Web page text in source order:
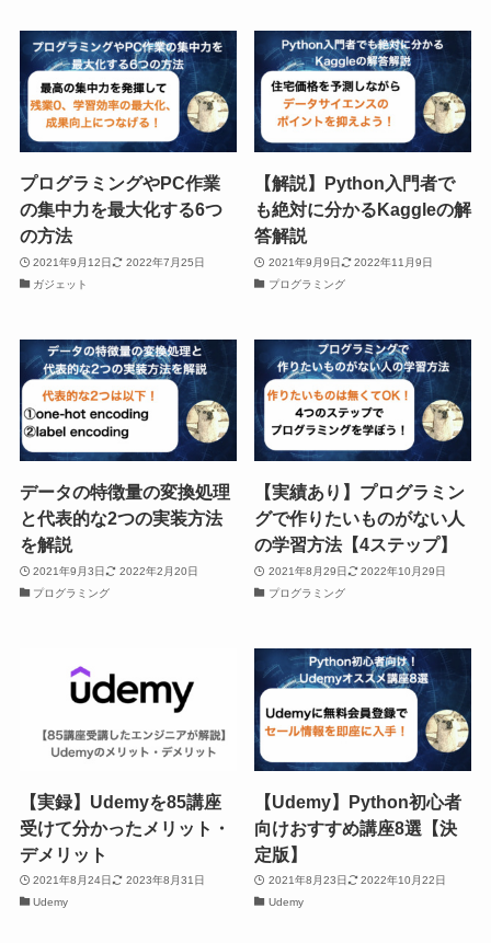
プログラミングやPC作業
の集中力を最大化する6つ
の方法
2021年9月12日
2022年7月25日
ガジェット
【解説】Python入門者で
も絶対に分かるKaggleの解
答解説
2021年9月9日
2022年11月9日
プログラミング
データの特徴量の変換処理
と代表的な2つの実装方法
を解説
2021年9月3日
2022年2月20日
プログラミング
【実績あり】プログラミン
グで作りたいものがない人
の学習方法【4ステップ】
2021年8月29日
2022年10月29日
プログラミング
【実録】Udemyを85講座
受けて分かったメリット・
デメリット
2021年8月24日
2023年8月31日
Udemy
【Udemy】Python初心者
向けおすすめ講座8選【決
定版】
2021年8月23日
2022年10月22日
Udemy